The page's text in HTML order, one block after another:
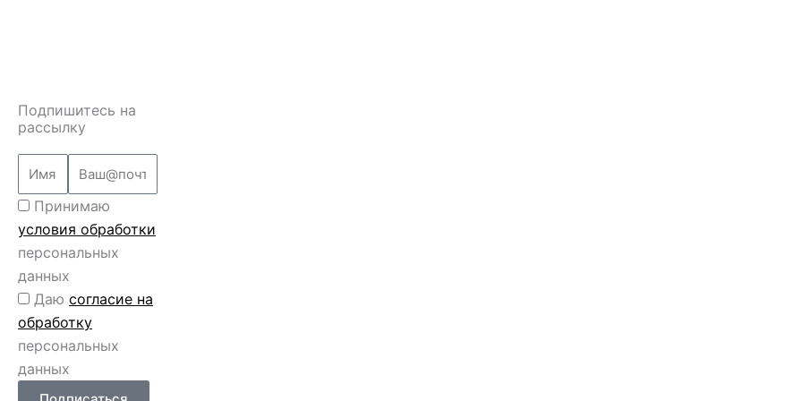
Подпишитесь на
рассылку
Перс
данные
Принимаю
условия обработки
персональных
данных
Перс
данные
2
Даю согласие на
обработку
персональных
данных